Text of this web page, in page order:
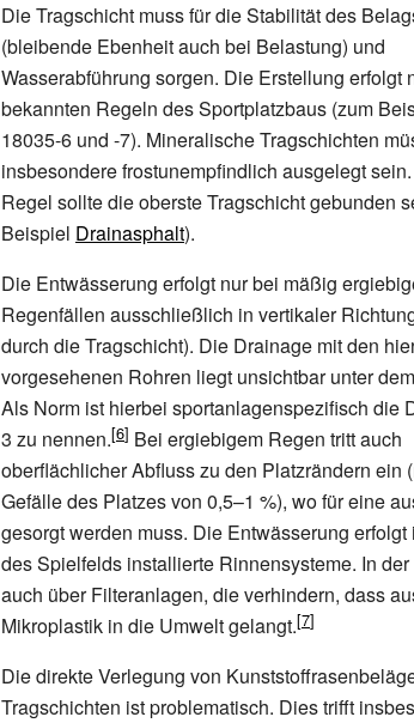
Die Tragschicht muss für die Stabilität des
(bleibende Ebenheit auch bei Belastung) und
Wasserabführung sorgen. Die Erstellung erfolgt
bekannten Regeln des Sportplatzbaus (zum
18035-6 und -7). Mineralische Tragschichten
insbesondere frostunempfindlich ausgelegt
Regel sollte die oberste Tragschicht gebunden
Beispiel Drainasphalt).
Die Entwässerung erfolgt nur bei mäßig
Regenfällen ausschließlich in vertikaler
durch die Tragschicht). Die Drainage mit den
vorgesehenen Rohren liegt unsichtbar unter
Als Norm ist hierbei sportanlagenspezifisch die
3 zu nennen.
Bei ergiebigem Regen tritt auch
oberflächlicher Abfluss zu den Platzrändern ein
Gefälle des Platzes von 0,5–1 %), wo für eine
gesorgt werden muss. Die Entwässerung
des Spielfelds installierte Rinnensysteme. In
auch über Filteranlagen, die verhindern, dass
Mikroplastik in die Umwelt gelangt.
Die direkte Verlegung von
Tragschichten ist problematisch. Dies trifft